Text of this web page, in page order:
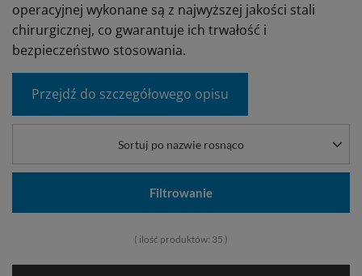
operacyjnej wykonane są z najwyższej jakości stali
chirurgicznej, co gwarantuje ich trwałość i
bezpieczeństwo stosowania.
Przejdź do szczegółowego opisu
Sortuj po nazwie rosnąco
Filtrowanie
( ilość produktów: 35 )